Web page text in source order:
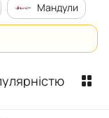
Мандули
та аксесуари